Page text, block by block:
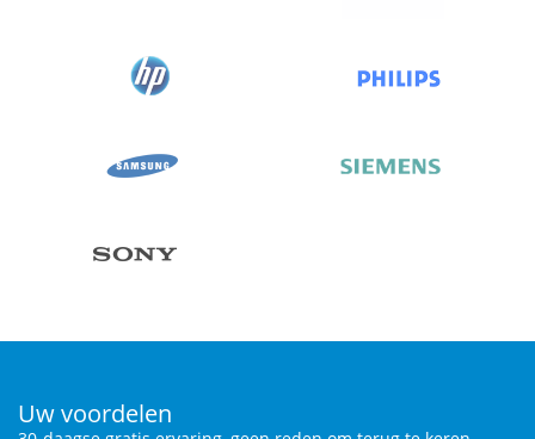
Uw voordelen